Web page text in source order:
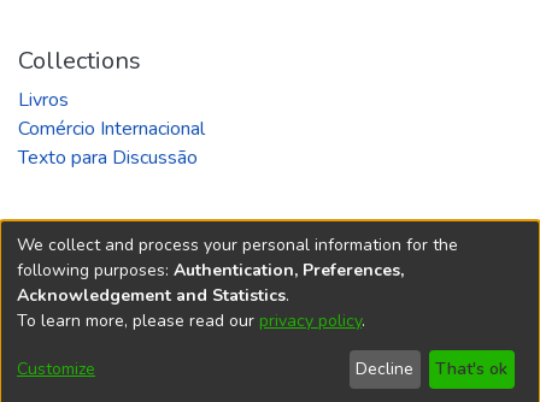
Collections
Livros
Comércio Internacional
Texto para Discussão
REPOSITÓRIO DO
We collect and process your personal information for the
following purposes: Authentication, Preferences,
Acknowledgement and Statistics.
To learn more, please read our privacy policy.
Customize Decline That's ok